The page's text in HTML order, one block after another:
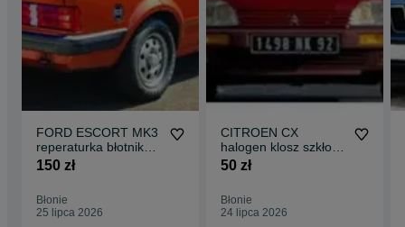
FORD ESCORT MK3
reperaturka błotnika
prawy tył 4D 1980-
klocki tarcze
hamulcowe do
150 zł
Błonie
25 lipca 2026
CITROEN CX
halogen klosz szkło
75-89 ORYGINAŁ
tarcze hamulcowe do
wszystkich modeli
50 zł
Błonie
24 lipca 2026